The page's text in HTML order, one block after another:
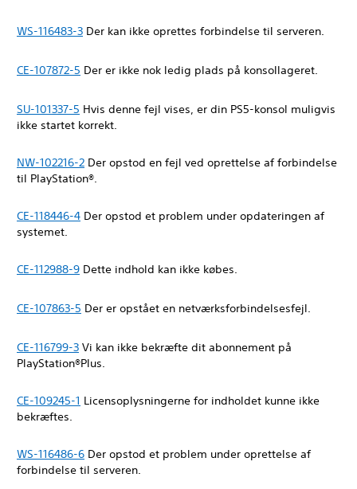
WS-116483-3 Der kan ikke oprettes forbindelse til serveren.
CE-107872-5 Der er ikke nok ledig plads på konsollageret.
SU-101337-5 Hvis denne fejl vises, er din PS5-konsol muligvis
ikke startet korrekt.
NW-102216-2 Der opstod en fejl ved oprettelse af forbindelse
til PlayStation®.
CE-118446-4 Der opstod et problem under opdateringen af
systemet.
CE-112988-9 Dette indhold kan ikke købes.
CE-107863-5 Der er opstået en netværksforbindelsesfejl.
CE-116799-3 Vi kan ikke bekræfte dit abonnement på
PlayStation®Plus.
CE-109245-1 Licensoplysningerne for indholdet kunne ikke
bekræftes.
WS-116486-6 Der opstod et problem under oprettelse af
forbindelse til serveren.